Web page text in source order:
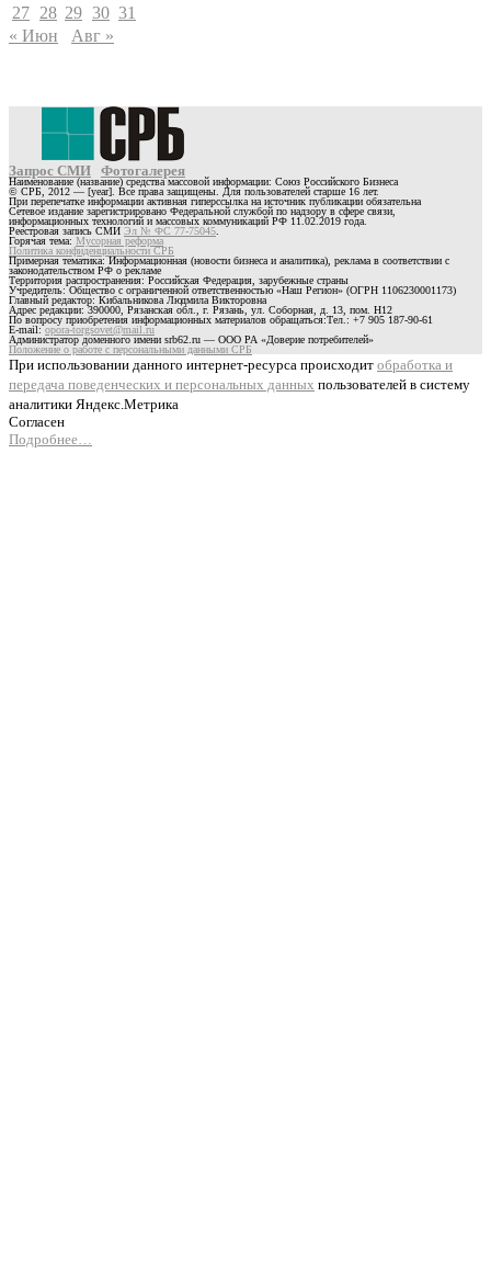
27 28 29 30 31
« Июн
Авг »
Запрос СМИ Фотогалерея
Наименование (название) средства массовой информации: Союз Российского Бизнеса
© СРБ, 2012 — [year]. Все права защищены. Для пользователей старше 16 лет.
При перепечатке информации активная гиперссылка на источник публикации обязательна
Сетевое издание зарегистрировано Федеральной службой по надзору в сфере связи,
информационных технологий и массовых коммуникаций РФ 11.02.2019 года.
Реестровая запись СМИ Эл № ФС 77-75045.
Горячая тема: Мусорная реформа
Политика конфиденциальности СРБ
Примерная тематика: Информационная (новости бизнеса и аналитика), реклама в соответствии с
законодательством РФ о рекламе
Территория распространения: Российская Федерация, зарубежные страны
Учредитель: Общество с ограниченной ответственностью «Наш Регион» (ОГРН 1106230001173)
Главный редактор: Кибальникова Людмила Викторовна
Адрес редакции: 390000, Рязанская обл., г. Рязань, ул. Соборная, д. 13, пом. Н12
По вопросу приобретения информационных материалов обращаться:Тел.: +7 905 187-90-61
E-mail: opora-torgsovet@mail.ru
Администратор доменного имени srb62.ru — ООО РА «Доверие потребителей»
Положение о работе с персональными данными СРБ
При использовании данного интернет-ресурса происходит обработка и
передача поведенческих и персональных данных пользователей в систему
аналитики Яндекс.Метрика
Согласен
Подробнее…